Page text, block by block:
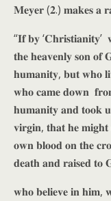
𝐌𝐞𝐲𝐞𝐫 (𝟐.) 𝐦𝐚𝐤𝐞𝐬 𝐚
“𝐈𝐟 𝐛𝐲
𝐭𝐡𝐞 𝐡𝐞𝐚𝐯𝐞𝐧𝐥𝐲 𝐬𝐨𝐧 𝐨𝐟
𝐡𝐮𝐦𝐚𝐧𝐢𝐭𝐲, 𝐛𝐮𝐭 𝐰𝐡𝐨
𝐰𝐡𝐨 𝐜𝐚𝐦𝐞 𝐝𝐨𝐰𝐧
𝐡𝐮𝐦𝐚𝐧𝐢𝐭𝐲 𝐚𝐧𝐝 𝐭𝐨𝐨𝐤
𝐯𝐢𝐫𝐠𝐢𝐧, 𝐭𝐡𝐚𝐭 𝐡𝐞
𝐨𝐰𝐧 𝐛𝐥𝐨𝐨𝐝 𝐨𝐧 𝐭𝐡𝐞
𝐝𝐞𝐚𝐭𝐡 𝐚𝐧𝐝 𝐫𝐚𝐢𝐬𝐞𝐝 𝐭𝐨
𝐰𝐡𝐨 𝐛𝐞𝐥𝐢𝐞𝐯𝐞 𝐢𝐧 𝐡𝐢𝐦,